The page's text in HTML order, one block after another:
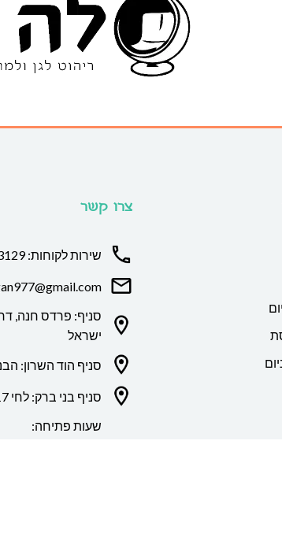
צרו קשר
שירות לקוחות: 0733753129
ישראל
סניף הוד השרון: הבנאי 4,
סניף בני ברק: לחי 17
שעות פתיחה: